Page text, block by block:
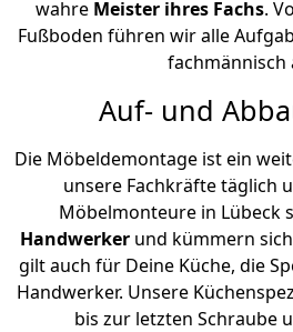
wahre Meister ihres Fachs.
Fußboden führen wir alle
fachmännisch
Auf- und
Die Möbeldemontage ist ein
unsere Fachkräfte täglich
Möbelmonteure in Lübeck
Handwerker und kümmern
gilt auch für Deine Küche, die
Handwerker. Unsere
bis zur letzten Schraube